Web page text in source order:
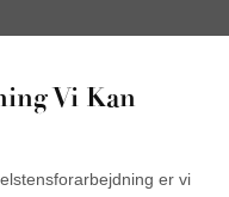
Vi Kan
er vi